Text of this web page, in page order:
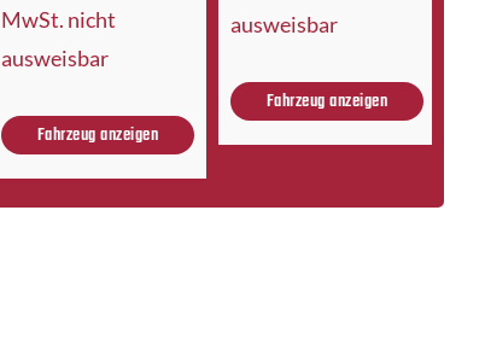
MwSt. nicht
ausweisbar
Fahrzeug anzeigen
ausweisbar
Fahrzeug anzeigen